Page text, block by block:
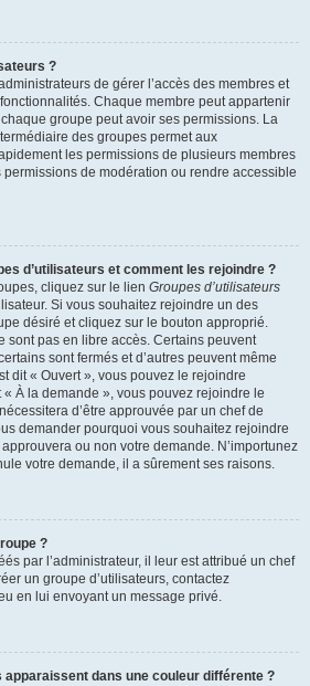
?
de gérer l’accès des membres et
Chaque membre peut appartenir
groupe peut avoir ses permissions. La
des groupes permet aux
les permissions de plusieurs membres
permissions de modération ou rendre accessible
d’utilisateurs et comment les rejoindre ?
cliquez sur le lien Groupes d’utilisateurs
Si vous souhaitez rejoindre un des
désiré et cliquez sur le bouton approprié.
sont pas en libre accès. Certains peuvent
sont fermés et d’autres peuvent même
dit « Ouvert », vous pouvez le rejoindre
À la demande », vous pouvez rejoindre le
d’être approuvée par un chef de
demander pourquoi vous souhaitez rejoindre
ou non votre demande. N’importunez
votre demande, il a sûrement ses raisons.
?
par l’administrateur, il leur est attribué un chef
un groupe d’utilisateurs, contactez
en lui envoyant un message privé.
dans une couleur différente ?